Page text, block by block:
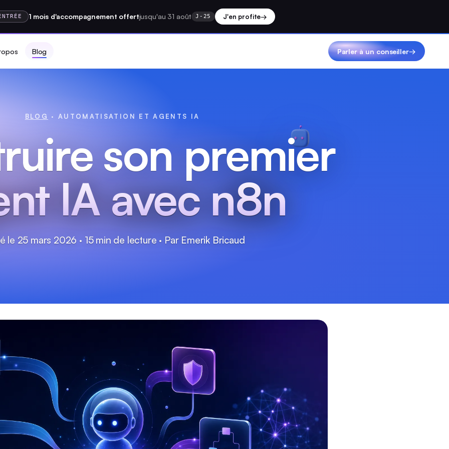
1 mois d'accompagnement offertjusqu'au 31 août J-25 J'en profite→
Blog Parler à un conseiller→
BLOG · AUTOMATISATION ET AGENTS IA
son premier
IA avec n8n
le 25 mars 2026 · 15 min de lecture · Par Emerik Bricaud